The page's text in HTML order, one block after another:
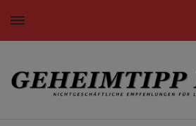
Nichtgeschäftliche Empfehlungen für